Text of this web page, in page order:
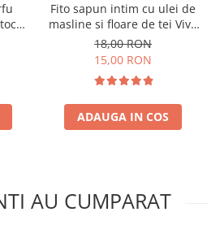
Fito sapun intim cu ulei de
masline si floare de tei Viva
Oliva 400 ml
18,00 RON
15,00 RON
ADAUGA IN COS
AU CUMPARAT